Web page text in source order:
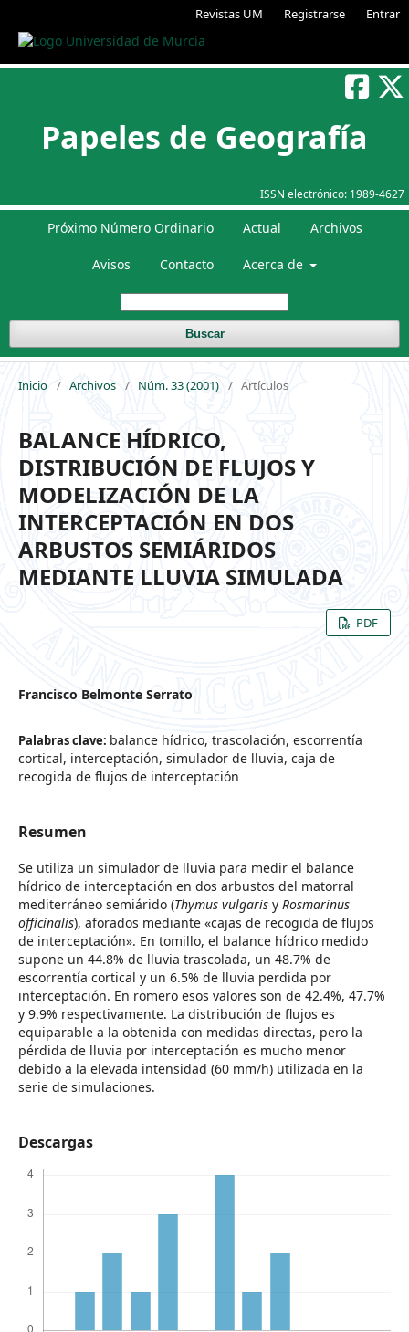
Revistas UM Registrarse Entrar
ISSN electrónico: 1989-4627
Papeles de Geografía
Próximo Número Ordinario Actual Archivos
Avisos Contacto Acerca de
Buscar
Inicio / Archivos / Núm. 33 (2001) / Artículos
BALANCE HÍDRICO,
DISTRIBUCIÓN DE FLUJOS Y
MODELIZACIÓN DE LA
INTERCEPTACIÓN EN DOS
ARBUSTOS SEMIÁRIDOS
MEDIANTE LLUVIA SIMULADA
PDF
Francisco Belmonte Serrato
Palabras clave: balance hídrico, trascolación, escorrentía
cortical, interceptación, simulador de lluvia, caja de
recogida de flujos de interceptación
Resumen
Se utiliza un simulador de lluvia para medir el balance
hídrico de interceptación en dos arbustos del matorral
mediterráneo semiárido (Thymus vulgaris y Rosmarinus
officinalis), aforados mediante «cajas de recogida de flujos
de interceptación». En tomillo, el balance hídrico medido
supone un 44.8% de lluvia trascolada, un 48.7% de
escorrentía cortical y un 6.5% de lluvia perdida por
interceptación. En romero esos valores son de 42.4%, 47.7%
y 9.9% respectivamente. La distribución de flujos es
equiparable a la obtenida con medidas directas, pero la
pérdida de lluvia por interceptación es mucho menor
debido a la elevada intensidad (60 mm/h) utilizada en la
serie de simulaciones.
Descargas